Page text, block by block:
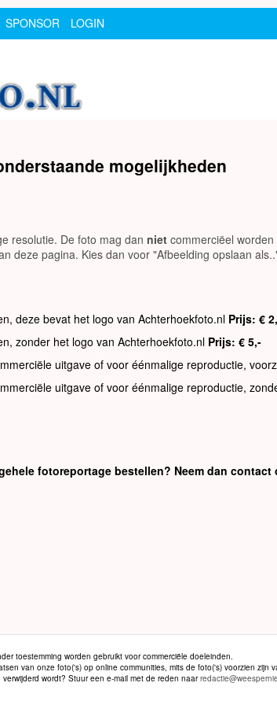
SPONSOR LOGIN
mogelijkheden
resolutie. De foto mag dan niet commerciëel worden
deze pagina. Kies dan voor "Afbeelding opslaan
deze bevat het logo van Achterhoekfoto.nl Prijs: €
zonder het logo van Achterhoekfoto.nl Prijs: € 5,-
uitgave of voor éénmalige reproductie,
uitgave of voor éénmalige reproductie,
fotoreportage bestellen? Neem dan contact
toestemming worden gebruikt voor commerciële doeleinden.
van onze foto('s) op online communities, mits de foto('s) voorzien zijn
wordt? Stuur een e-mail met de reden naar